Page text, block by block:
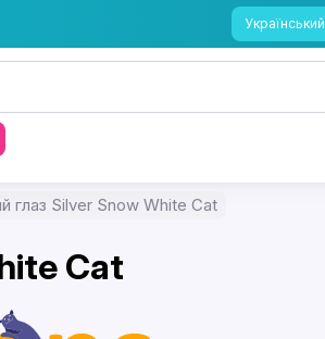
Український
глаз Silver Snow White Cat
Cat